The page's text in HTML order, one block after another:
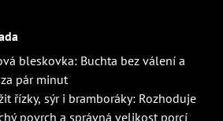
bleskovka: Buchta bez válení a
pár minut
řízky, sýr i bramboráky: Rozhoduje
povrch a správná velikost porcí